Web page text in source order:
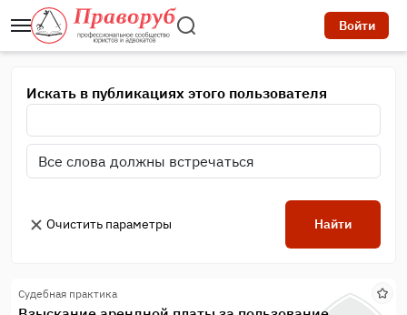
Войти
Искать в публикациях этого пользователя
Очистить параметры Найти
Судебная практика